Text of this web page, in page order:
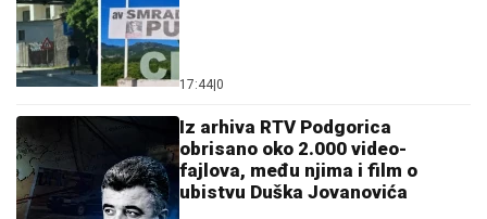
17:44 0
Iz arhiva RTV Podgorica
obrisano oko 2.000 video-
fajlova, među njima i film o
ubistvu Duška Jovanovića